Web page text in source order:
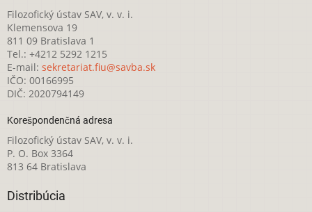
Filozofický ústav SAV, v. v. i.
Klemensova 19
811 09 Bratislava 1
Tel.: +4212 5292 1215
E-mail: sekretariat.fiu@savba.sk
IČO: 00166995
DIČ: 2020794149
Korešpondenčná adresa
Filozofický ústav SAV, v. v. i.
P. O. Box 3364
813 64 Bratislava
Distribúcia